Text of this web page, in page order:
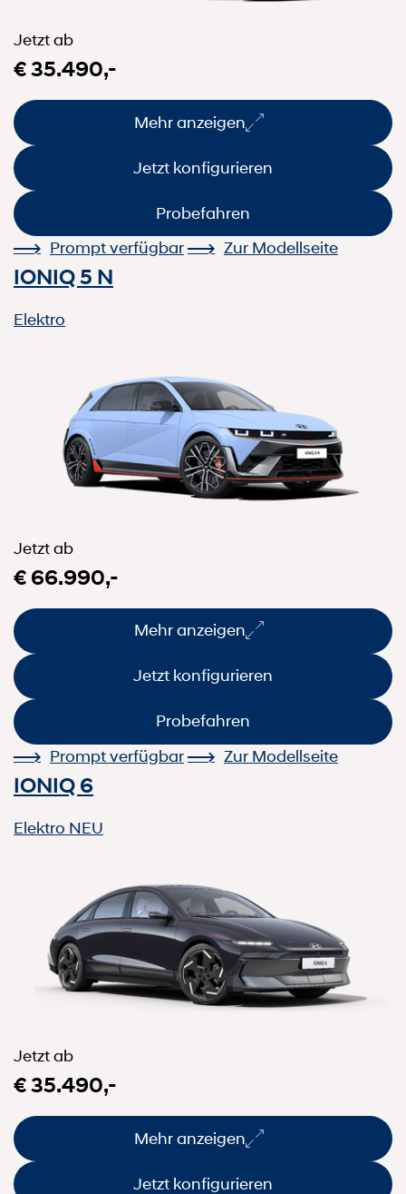
Jetzt ab
€ 35.490,-
Mehr anzeigen
Jetzt konfigurieren
Probefahren
Prompt verfügbar
Zur Modellseite
IONIQ 5 N
Elektro
Jetzt ab
€ 66.990,-
Mehr anzeigen
Jetzt konfigurieren
Probefahren
Prompt verfügbar
Zur Modellseite
IONIQ 6
Elektro NEU
Jetzt ab
€ 35.490,-
Mehr anzeigen
Jetzt konfigurieren